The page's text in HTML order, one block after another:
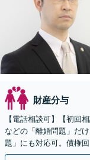
財産分与
【電話相談可】【初回
などの「離婚問題」だ
題」にも対応可。債権
を依頼者さまの方にお